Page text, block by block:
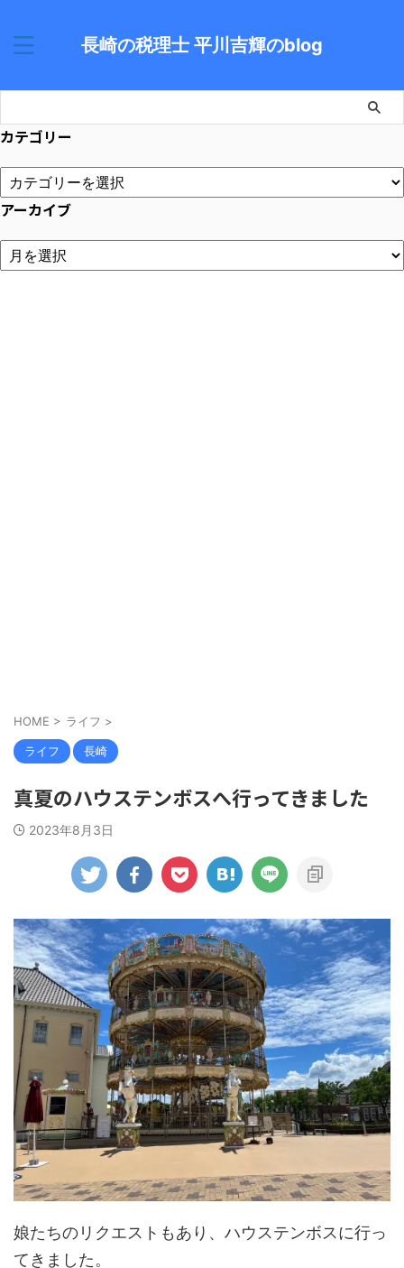
長崎の税理士 平川吉輝のblog
カテゴリー
アーカイブ
HOME > ライフ >
ライフ 長崎
真夏のハウステンボスへ行ってきました
2023年8月3日
娘たちのリクエストもあり、ハウステンボスに行っ
てきました。